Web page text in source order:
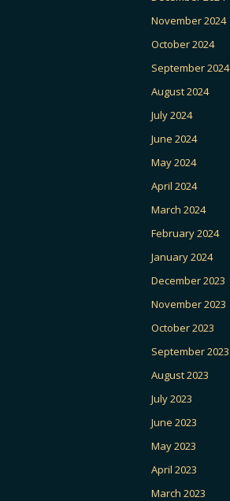
November 2024
October 2024
September 2024
August 2024
July 2024
June 2024
May 2024
April 2024
March 2024
February 2024
January 2024
December 2023
November 2023
October 2023
September 2023
August 2023
July 2023
June 2023
May 2023
April 2023
March 2023